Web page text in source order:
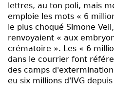
lettres, au ton poli, mais
emploie les mots « 6
le plus choqué Simone
renvoyaient « aux
crématoire ». Les « 6
dans le courrier font
des camps
eu six millions d'IVG